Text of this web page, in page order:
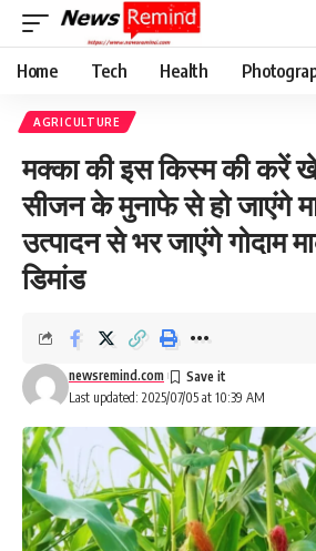
Home Tech Health
AGRICULTURE
मक्का की इस किस्म की करें
सीजन के मुनाफे से हो जाएंगे
उत्पादन से भर जाएंगे गोदाम
डिमांड
Last updated: 2025/07/05 at 10:39 AM
newsremind.com